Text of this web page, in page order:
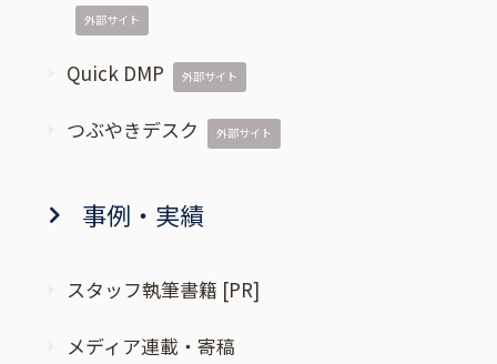
外部サイト
Quick DMP 外部サイト
つぶやきデスク 外部サイト
事例・実績
スタッフ執筆書籍 [PR]
メディア連載・寄稿